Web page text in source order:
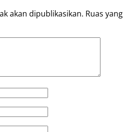
akan dipublikasikan. Ruas yang